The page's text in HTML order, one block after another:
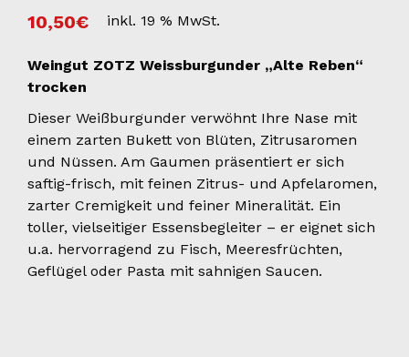
10,50€ inkl. 19 % MwSt.
Weingut ZOTZ Weissburgunder „Alte Reben“
trocken
Dieser Weißburgunder verwöhnt Ihre Nase mit
einem zarten Bukett von Blüten, Zitrusaromen
und Nüssen. Am Gaumen präsentiert er sich
saftig-frisch, mit feinen Zitrus- und Apfelaromen,
zarter Cremigkeit und feiner Mineralität. Ein
toller, vielseitiger Essensbegleiter – er eignet sich
u.a. hervorragend zu Fisch, Meeresfrüchten,
Geflügel oder Pasta mit sahnigen Saucen.